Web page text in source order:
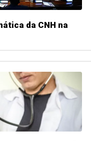
da CNH na